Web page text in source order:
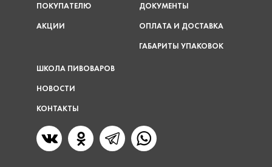
ПОКУПАТЕЛЮ
АКЦИИ
ДОКУМЕНТЫ
ОПЛАТА И ДОСТАВКА
ГАБАРИТЫ УПАКОВОК
ШКОЛА ПИВОВАРОВ
НОВОСТИ
КОНТАКТЫ